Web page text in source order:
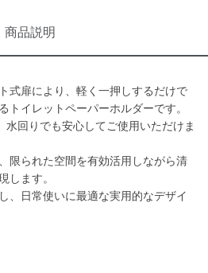
商品説明
式扉により、軽く一押しするだけで
トイレットペーパーホルダーです。
回りでも安心してご使用いただけま
限られた空間を有効活用しながら清
します。
、日常使いに最適な実用的なデザイ